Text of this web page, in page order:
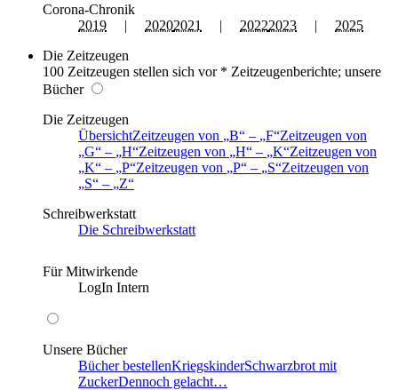
Corona-Chronik
2019 | 20202021 | 20222023 | 2025
Die Zeitzeugen
100 Zeitzeugen stellen sich vor * Zeitzeugenberichte; unsere
Bücher
Die Zeitzeugen
ÜbersichtZeitzeugen von B – F Zeitzeugen von
G
– H Zeitzeugen von H – K Zeitzeugen von
K
– P Zeitzeugen von P – S Zeitzeugen von
S
–
Z
Schreibwerkstatt
Die Schreibwerkstatt
Für Mitwirkende
LogIn Intern
Unsere Bücher
Bücher bestellenKriegskinderSchwarzbrot mit
ZuckerDennoch gelacht…